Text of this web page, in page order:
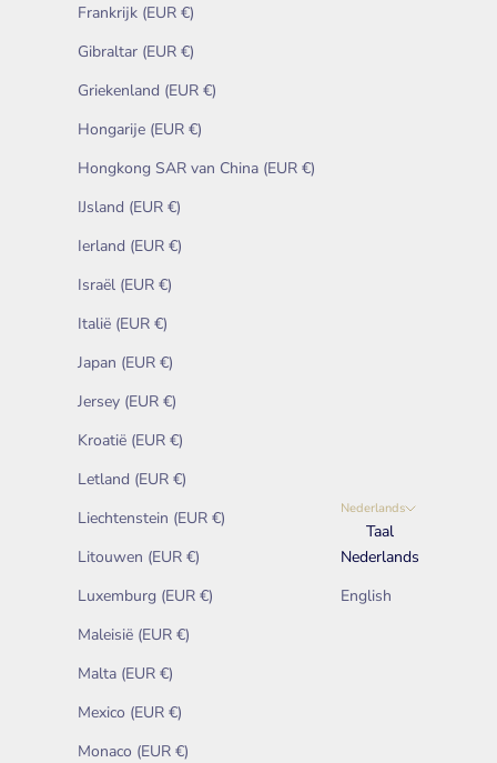
Frankrijk (EUR €)
Gibraltar (EUR €)
Griekenland (EUR €)
Hongarije (EUR €)
Hongkong SAR van China (EUR €)
IJsland (EUR €)
Ierland (EUR €)
Israël (EUR €)
Italië (EUR €)
Japan (EUR €)
Jersey (EUR €)
Kroatië (EUR €)
Letland (EUR €)
Liechtenstein (EUR €)
Litouwen (EUR €)
Luxemburg (EUR €)
Maleisië (EUR €)
Malta (EUR €)
Mexico (EUR €)
Monaco (EUR €)
Nederlands
Taal
Nederlands
English